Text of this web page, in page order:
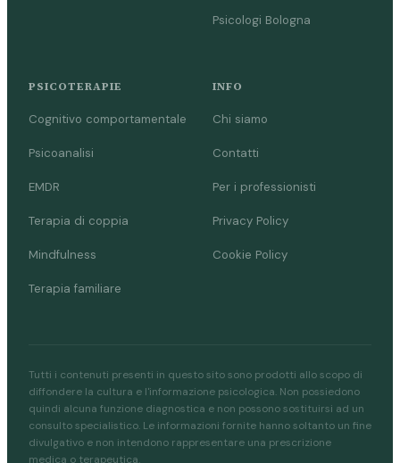
Psicologi Bologna
PSICOTERAPIE
Cognitivo comportamentale
Psicoanalisi
EMDR
Terapia di coppia
Mindfulness
Terapia familiare
INFO
Chi siamo
Contatti
Per i professionisti
Privacy Policy
Cookie Policy
Tutti i contenuti presenti in questo sito sono prodotti allo scopo di
diffondere la cultura e l'informazione psicologica. Non possiedono
quindi alcuna funzione diagnostica e non possono sostituirsi ad un
consulto specialistico. Le informazioni fornite hanno soltanto un fine
divulgativo e non intendono rappresentare una prescrizione
medica o terapeutica.